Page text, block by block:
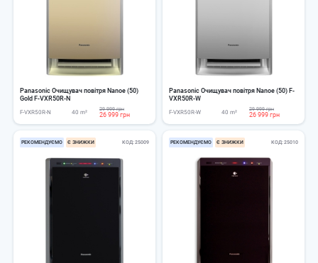
Panasonic Очищувач повітря Nanoe (50)
Gold F-VXR50R-N
F-VXR50R-N 40 m² 29 999 грн
26 999 грн
Panasonic Очищувач повітря Nanoe (50) F-
VXR50R-W
F-VXR50R-W 40 m² 29 999 грн
26 999 грн
РЕКОМЕНДУЄМО Є ЗНИЖКИ КОД 25009 РЕКОМЕНДУЄМО Є ЗНИЖКИ КОД 25010